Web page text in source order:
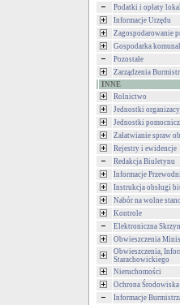
Podatki i opłaty
Informacje Urzędu
Zagospodarowanie
Gospodarka
Pozostałe
Zarządzenia
INNE
Rolnictwo
Jednostki
Jednostki
Załatwianie spraw
Rejestry i ewidencje
Redakcja Biuletynu
Informacje
Instrukcja obsługi
Nabór na wolne
Kontrole
Elektroniczna
Obwieszczenia
Obwieszczenia,
Starachowickiego
Nieruchomości
Ochrona Środowiska
Informacje